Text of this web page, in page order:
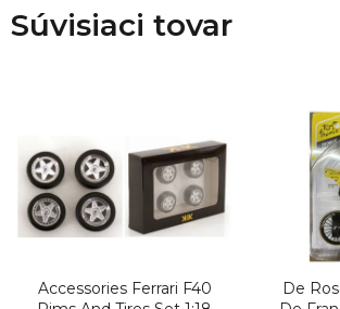
Súvisiaci tovar
Accessories Ferrari F40
De